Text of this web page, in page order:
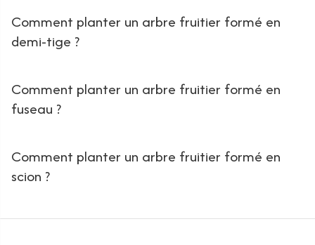
Comment planter un arbre fruitier formé en
demi-tige ?
Comment planter un arbre fruitier formé en
fuseau ?
Comment planter un arbre fruitier formé en
scion ?